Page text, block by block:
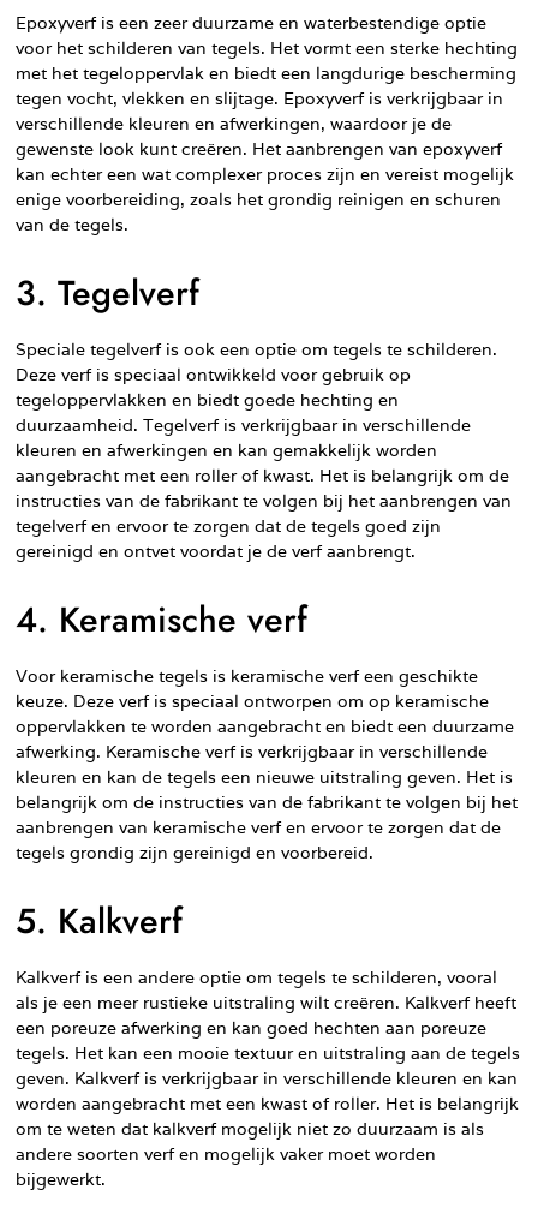
Epoxyverf is een zeer duurzame en waterbestendige optie
voor het schilderen van tegels. Het vormt een sterke hechting
met het tegeloppervlak en biedt een langdurige bescherming
tegen vocht, vlekken en slijtage. Epoxyverf is verkrijgbaar in
verschillende kleuren en afwerkingen, waardoor je de
gewenste look kunt creëren. Het aanbrengen van epoxyverf
kan echter een wat complexer proces zijn en vereist mogelijk
enige voorbereiding, zoals het grondig reinigen en schuren
van de tegels.
3. Tegelverf
Speciale tegelverf is ook een optie om tegels te schilderen.
Deze verf is speciaal ontwikkeld voor gebruik op
tegeloppervlakken en biedt goede hechting en
duurzaamheid. Tegelverf is verkrijgbaar in verschillende
kleuren en afwerkingen en kan gemakkelijk worden
aangebracht met een roller of kwast. Het is belangrijk om de
instructies van de fabrikant te volgen bij het aanbrengen van
tegelverf en ervoor te zorgen dat de tegels goed zijn
gereinigd en ontvet voordat je de verf aanbrengt.
4. Keramische verf
Voor keramische tegels is keramische verf een geschikte
keuze. Deze verf is speciaal ontworpen om op keramische
oppervlakken te worden aangebracht en biedt een duurzame
afwerking. Keramische verf is verkrijgbaar in verschillende
kleuren en kan de tegels een nieuwe uitstraling geven. Het is
belangrijk om de instructies van de fabrikant te volgen bij het
aanbrengen van keramische verf en ervoor te zorgen dat de
tegels grondig zijn gereinigd en voorbereid.
5. Kalkverf
Kalkverf is een andere optie om tegels te schilderen, vooral
als je een meer rustieke uitstraling wilt creëren. Kalkverf heeft
een poreuze afwerking en kan goed hechten aan poreuze
tegels. Het kan een mooie textuur en uitstraling aan de tegels
geven. Kalkverf is verkrijgbaar in verschillende kleuren en kan
worden aangebracht met een kwast of roller. Het is belangrijk
om te weten dat kalkverf mogelijk niet zo duurzaam is als
andere soorten verf en mogelijk vaker moet worden
bijgewerkt.